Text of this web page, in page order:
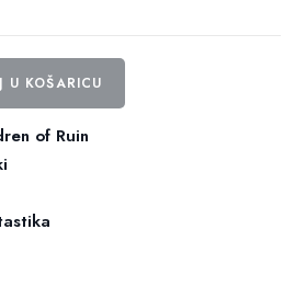
U KOŠARICU
of Ruin